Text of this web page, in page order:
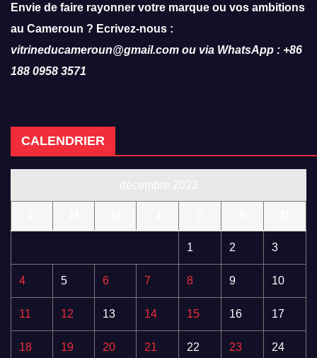
Envie de faire rayonner votre marque ou vos ambitions
au Cameroun ? Ecrivez-nous :
vitrineducameroun@gmail.com ou via WhatsApp : +86
188 0958 3571
CALENDRIER
1 2 3
4 5 6 7 8 9 10
11 12 13 14 15 16 17
18 19 20 21 22 23 24